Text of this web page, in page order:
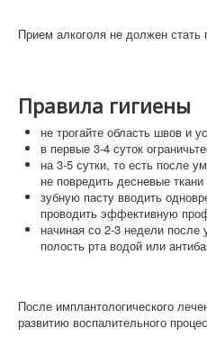
Прием алкоголя не должен стать
Правила гигиены
не трогайте область швов и
в первые 3-4 суток
на 3-5 сутки, то есть после
не повредить десневые
зубную пасту вводить
проводить эффективную
начиная со 2-3 недели после
полость рта водой или
После имплантологического
развитию воспалительного